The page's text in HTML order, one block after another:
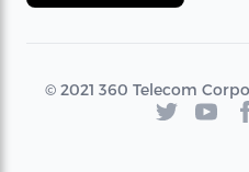
© 2021 360 Telecom